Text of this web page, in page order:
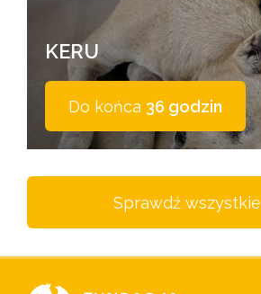
KERU
Do końca 36 godzin
Sprawdź wszystkie